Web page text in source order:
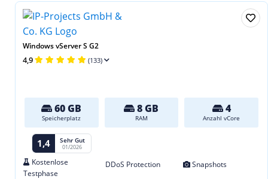
Windows vServer S G2
4,9 (133)
60 GB
Speicherplatz
8 GB
RAM
4
Anzahl vCore
1,4 Sehr Gut
01/2026
Kostenlose
Testphase
DDoS Protection Snapshots